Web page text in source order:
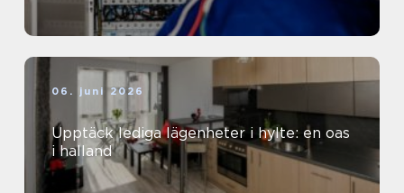
06. juni 2026
Upptäck lediga lägenheter i hylte: en oas
i halland